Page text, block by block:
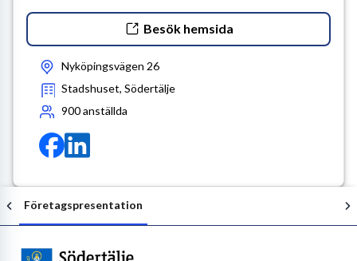
Besök hemsida
Nyköpingsvägen 26
Stadshuset, Södertälje
900anställda
Företagspresentation